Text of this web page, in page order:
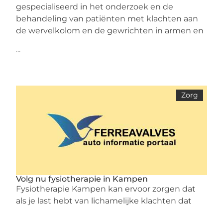
gespecialiseerd in het onderzoek en de
behandeling van patiënten met klachten aan
de wervelkolom en de gewrichten in armen en
...
Zorg
Volg nu fysiotherapie in Kampen
Fysiotherapie Kampen kan ervoor zorgen dat
als je last hebt van lichamelijke klachten dat